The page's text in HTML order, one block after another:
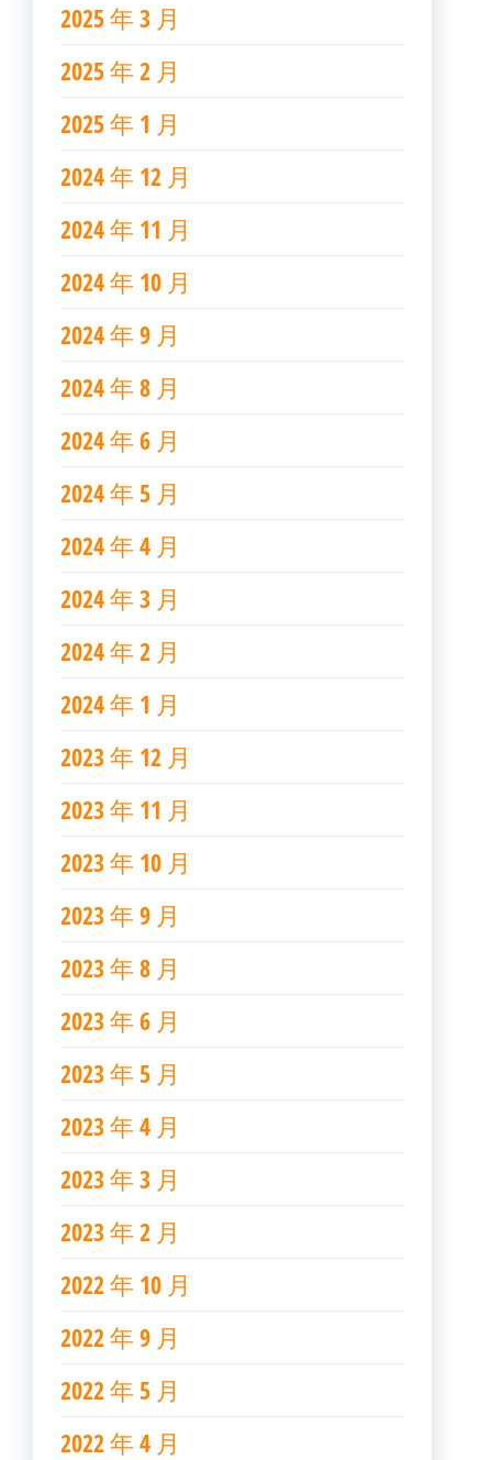
2025 年 3 月
2025 年 2 月
2025 年 1 月
2024 年 12 月
2024 年 11 月
2024 年 10 月
2024 年 9 月
2024 年 8 月
2024 年 6 月
2024 年 5 月
2024 年 4 月
2024 年 3 月
2024 年 2 月
2024 年 1 月
2023 年 12 月
2023 年 11 月
2023 年 10 月
2023 年 9 月
2023 年 8 月
2023 年 6 月
2023 年 5 月
2023 年 4 月
2023 年 3 月
2023 年 2 月
2022 年 10 月
2022 年 9 月
2022 年 5 月
2022 年 4 月